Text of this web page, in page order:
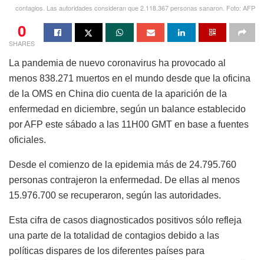
contagios. Las autoridades consideran que 2.118.367 personas sanaron. Foto: AFP
0
SHARES
La pandemia de nuevo coronavirus ha provocado al
menos 838.271 muertos en el mundo desde que la oficina
de la OMS en China dio cuenta de la aparición de la
enfermedad en diciembre, según un balance establecido
por AFP este sábado a las 11H00 GMT en base a fuentes
oficiales.
Desde el comienzo de la epidemia más de 24.795.760
personas contrajeron la enfermedad. De ellas al menos
15.976.700 se recuperaron, según las autoridades.
Esta cifra de casos diagnosticados positivos sólo refleja
una parte de la totalidad de contagios debido a las
políticas dispares de los diferentes países para